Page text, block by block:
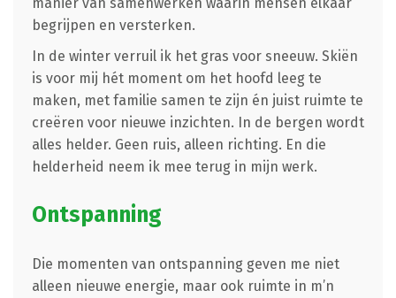
begrijpen en versterken.
In de winter verruil ik het gras voor sneeuw. Skiën
is voor mij hét moment om het hoofd leeg te
maken, met familie samen te zijn én juist ruimte te
creëren voor nieuwe inzichten. In de bergen wordt
alles helder. Geen ruis, alleen richting. En die
helderheid neem ik mee terug in mijn werk.
Ontspanning
Die momenten van ontspanning geven me niet
alleen nieuwe energie, maar ook ruimte in m’n